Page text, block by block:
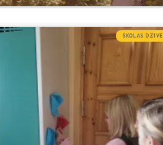
SKOLAS DZĪVE